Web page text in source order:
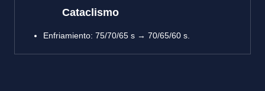
Cataclismo
Enfriamiento: 75/70/65 s → 70/65/60 s.